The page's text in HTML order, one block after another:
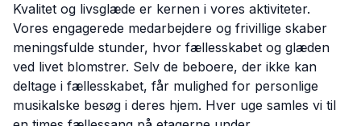
Kvalitet og livsglæde er kernen i vores aktiviteter.
Vores engagerede medarbejdere og frivillige skaber
meningsfulde stunder, hvor fællesskabet og glæden
ved livet blomstrer. Selv de beboere, der ikke kan
deltage i fællesskabet, får mulighed for personlige
musikalske besøg i deres hjem. Hver uge samles vi til